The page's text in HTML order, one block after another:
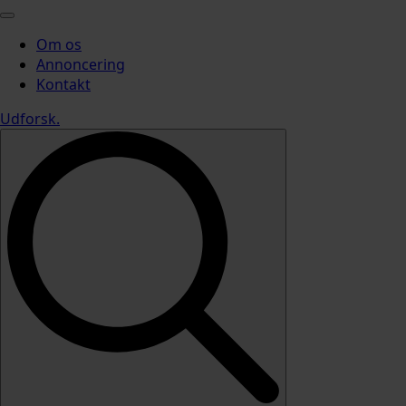
Om os
Annoncering
Kontakt
Udforsk.